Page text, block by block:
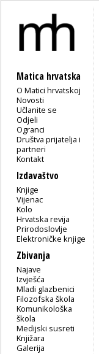
Matica hrvatska
O Matici hrvatskoj
Novosti
Učlanite se
Odjeli
Ogranci
Društva prijatelja i
partneri
Kontakt
Izdavaštvo
Knjige
Vijenac
Kolo
Hrvatska revija
Prirodoslovlje
Elektroničke knjige
Zbivanja
Najave
Izvješća
Mladi glazbenici
Filozofska škola
Komunikološka
škola
Medijski susreti
Knjižara
Galerija